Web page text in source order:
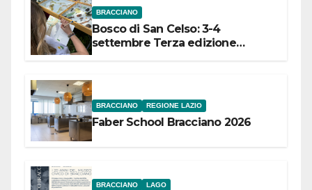
BRACCIANO
Bosco di San Celso: 3-4
settembre Terza edizione
BRACCIANO REGIONE LAZIO
Faber School Bracciano 2026
BRACCIANO LAGO